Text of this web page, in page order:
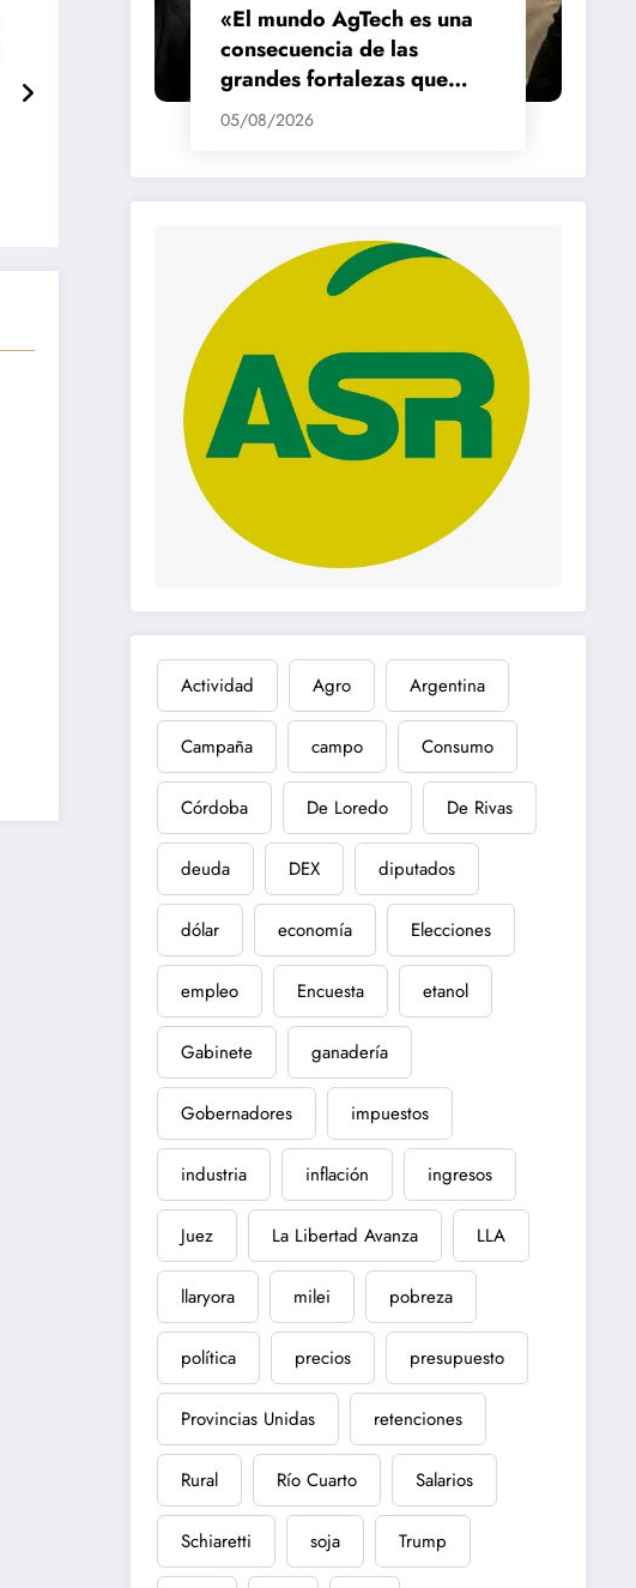
«El mundo AgTech es una
consecuencia de las
grandes fortalezas que
tenemos en la región»
05/08/2026
Actividad Agro Argentina
Campaña campo Consumo
Córdoba De Loredo De Rivas
deuda DEX diputados
dólar economía Elecciones
empleo Encuesta etanol
Gabinete ganadería
Gobernadores impuestos
industria inflación ingresos
Juez La Libertad Avanza LLA
llaryora milei pobreza
política precios presupuesto
Provincias Unidas retenciones
Rural Río Cuarto Salarios
Schiaretti soja Trump